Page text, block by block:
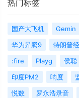
热门标签
国产大飞机 Gemin
华为昇腾9
特朗普
:fire
Playg 侯聪
印度PM2
响度
悦数
罗永浩录音